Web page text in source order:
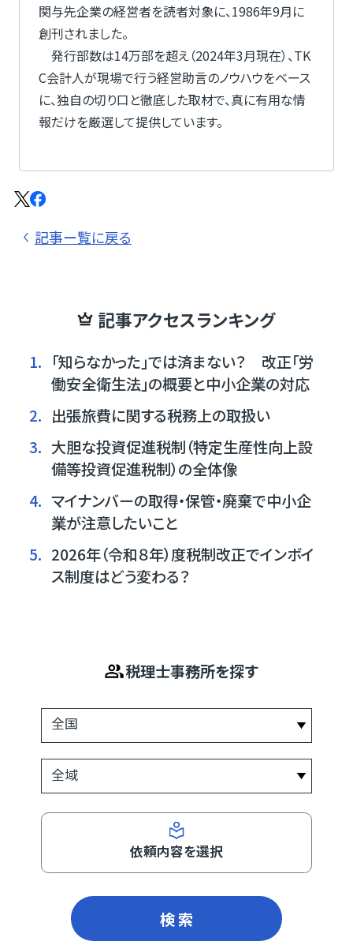
関与先企業の経営者を読者対象に、1986年9月に
創刊されました。
発行部数は14万部を超え（2024年3月現在）、TK
C会計人が現場で行う経営助言のノウハウをベース
に、独自の切り口と徹底した取材で、真に有用な情
報だけを厳選して提供しています。
記事ー覧に戻る
記事アクセスランキング
1. 「知らなかった」では済まない？ 改正「労
働安全衛生法」の概要と中小企業の対応
2. 出張旅費に関する税務上の取扱い
3. 大胆な投資促進税制（特定生産性向上設
備等投資促進税制）の全体像
4. マイナンバーの取得・保管・廃棄で中小企
業が注意したいこと
5. 2026年（令和８年）度税制改正でインボイ
ス制度はどう変わる？
税理士事務所を探す
依頼内容を選択
検 索